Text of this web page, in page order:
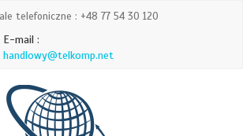
telefoniczne : +48 77 54 30 120
E-mail :
handlowy@telkomp.net